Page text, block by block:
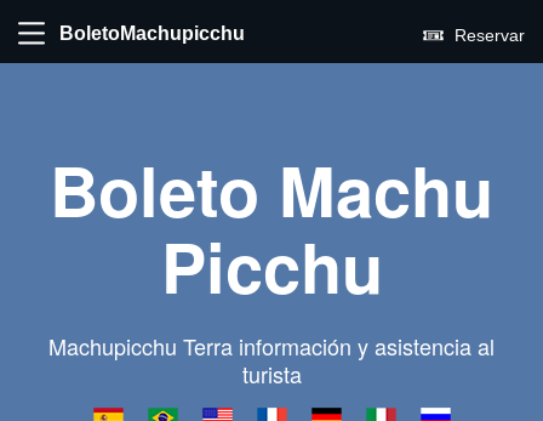
BoletoMachupicchu Reservar
Boleto Machu
Picchu
Machupicchu Terra información y asistencia al
turista